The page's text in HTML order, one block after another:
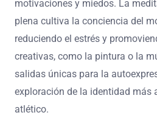
motivaciones y miedos. La
plena cultiva la conciencia del
reduciendo el estrés y
creativas, como la pintura o la
salidas únicas para la
exploración de la identidad más
atlético.